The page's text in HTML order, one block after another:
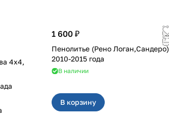
1 600 ₽
Пенолитье (Рено Логан,Сандеро)
2010-2015 года
В наличии
В корзину